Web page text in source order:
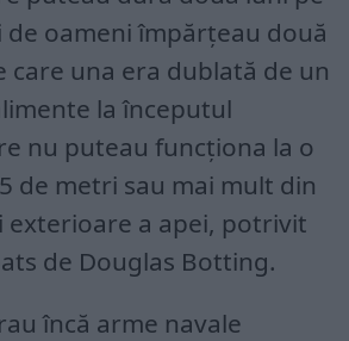
de oameni împărțeau două
care una era dublată de un
la începutul
nu puteau funcționa la o
de metri sau mai mult din
exterioare a apei, potrivit
de Douglas Botting.
încă arme navale